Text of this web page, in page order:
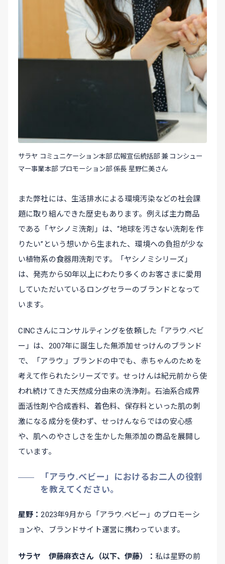
サラヤ コミュニケーション本部 広報宣伝統括部 兼 コンシュー
マー事業本部 プロモーション部 係長 星野仁美さん
また弊社には、生活排水による環境汚染などの社会課
題に取り組んできた歴史もあります。例えば主力商品
である「ヤシノミ洗剤」は、“地球を汚さない洗剤を作
りたい”という想いから生まれた、環境への負担が少な
い植物系の食器用洗剤です。「ヤシノミシリーズ」
は、発売から50年以上にわたり多くのお客さまに愛用
していただいているロングセラーのブランドとなって
います。
CINCさんにコンサルティングを依頼した「アラウ.ベビ
ー」は、2007年に誕生した無添加せっけんのブランド
で、「アラウ.」ブランドの中でも、赤ちゃんのためを
考えて作られたシリーズです。せっけんは紀元前から使
われ続けてきた天然成分由来の洗浄剤。石油系合成界
面活性剤や合成香料、着色料、保存料といった肌の刺
激になる成分を使わず、せっけんならではの安心感
や、肌へのやさしさを生かした無添加の商品を展開し
ています。
「アラウ.ベビー」におけるお二人の役割
を教えてください。
星野
2023年9月から「アラウ.ベビー」のプロモーシ
ョンや、ブランドサイト運営に携わっています。
サラヤ 伊藤麻衣さん（以下、伊藤）
私は星野の前